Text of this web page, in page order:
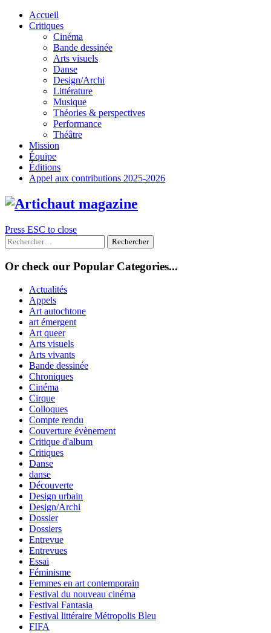
Skip
Accueil
Critiques
Cinéma
Bande dessinée
Arts visuels
Danse
Design/Archi
Littérature
Musique
Théories & perspectives
Performance
Théâtre
Mission
Équipe
Éditions
Appel aux contributions 2025-2026
Press ESC to close
Rechercher :
Or check our Popular Categories...
Actualités
Appels
Art autochtone
art émergent
Art queer
Arts visuels
Arts vivants
Bande dessinée
Chroniques
Cinéma
Cirque
Colloques
Compte rendu
Couverture évènement
Critique d'album
Critiques
Danse
danse
Découverte
Design urbain
Design/Archi
Dossier
Dossiers
Entrevue
Entrevues
Essai
Féminisme
Femmes en art contemporain
Festival du nouveau cinéma
Festival Fantasia
Festival littéraire Métropolis Bleu
FIFA